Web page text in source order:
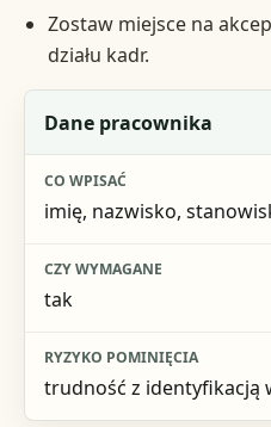
Zostaw miejsce na
działu kadr.
Element
Co wpisać
Czy wymagane
Dane pracownika
imię, nazwisko,
tak
trudność z identyfikacją